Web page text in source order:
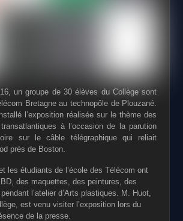
un groupe de 30 élèves du Collège sont
Bretagne au technopôle de Plouzané.
l’exposition réalisée sur le thème des
à l’occasion de la parution
sur le câble télégraphique qui reliait
près de Boston.
les étudiants de l’école des Télécom ont
des maquettes, des peintures, des
l’atelier d’Arts plastiques. M. Huot,
est venu visiter l’exposition lors du
de la presse.